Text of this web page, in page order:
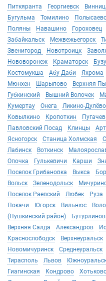
Питкяранта
Георгиевск
Бугульма
Томилино
Поляны
Навашино Гороховец
Забайкальск
Межвежьегорск
Звенигород
Новотроицк
Нововоронеж
Краматорск
Костомукша
Абу-Даби Яхрома
Мюнхен
Шарыпово Верхняя
Губкинский
Вышний Волочек
Кумертау
Онега Ликино-Дулёво
Ковылкино
Кропоткин Пугачев
Павловский Посад
Клинцы
Ясногорск
Станица Холмская
Лабинск
Воткинск
Опочка
Гулькевичи Карши
Поселок Грибановка
Выкса
Вольск
Зеленодольск
Поселок Раевский
Любек Руза
Покачи
Югорск Вильнюс
(Пушкинский район)
Верхняя Салда
Александров
Краснослободск
Верхнеуральск
Новомичуринск
Среднеуральск
Тирасполь
Львов
Гиагинская
Кондрово